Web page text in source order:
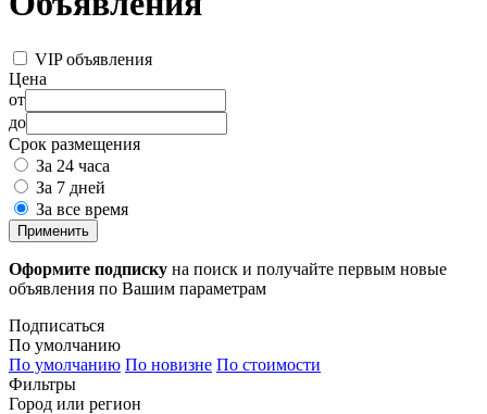
VIP объявления
Цена
от
до
Срок размещения
За 24 часа
За 7 дней
За все время
Применить
Оформите подписку на поиск и получайте первым новые
объявления по Вашим параметрам
Подписаться
По умолчанию
По умолчанию По новизне По стоимости
Фильтры
Город или регион